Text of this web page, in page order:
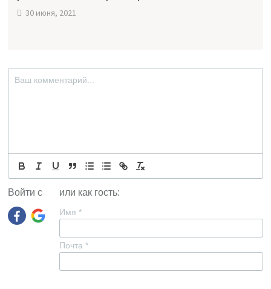
30 июня, 2021
Войти с или как гость:
Имя *
Почта *